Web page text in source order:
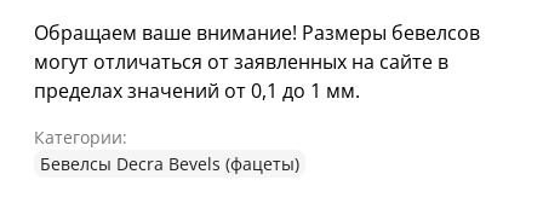
Обращаем ваше внимание! Размеры бевелсов
могут отличаться от заявленных на сайте в
пределах значений от 0,1 до 1 мм.
Категории:
Бевелсы Decra Bevels (фацеты)